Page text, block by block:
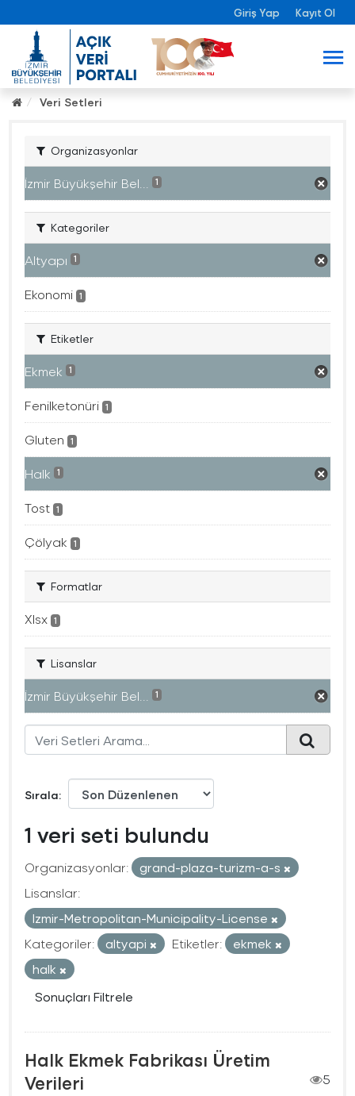
Giriş Yap Kayıt Ol
Veri Setleri
Organizasyonlar
İzmir Büyükşehir Bel... 1
Kategoriler
Altyapı 1
Ekonomi 1
Etiketler
Ekmek 1
Fenilketonüri 1
Gluten 1
Halk 1
Tost 1
Çölyak 1
Formatlar
Xlsx 1
Lisanslar
İzmir Büyükşehir Bel... 1
Sırala
1 veri seti bulundu
Organizasyonlar:
grand-plaza-turizm-a-s
Lisanslar:
Izmir-Metropolitan-Municipality-License
Kategoriler:
altyapi Etiketler:
ekmek
halk
Sonuçları Filtrele
Halk Ekmek Fabrikası Üretim
Verileri
5